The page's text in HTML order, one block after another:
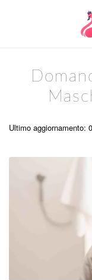
Ultimo aggiornamento: